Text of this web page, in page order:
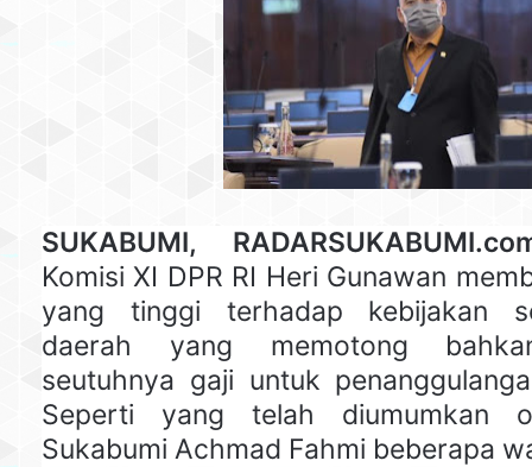
SUKABUMI,
Komisi XI DPR RI Heri Gunawan
yang tinggi terhadap kebijakan
daerah yang memotong
seutuhnya gaji untuk
Seperti yang telah diumumkan
Sukabumi Achmad Fahmi beberapa